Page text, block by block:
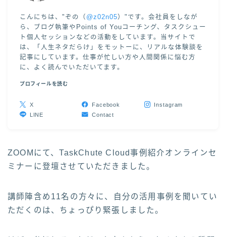
こんにちは、"ぞの（ @z02n05）"です。会社員をしなが
ら、ブログ執筆やPoints of Youコーチング、タスクシュー
ト個人セッションなどの活動をしています。当サイトで
は、「人生ネタだらけ」をモットーに、リアルな体験談を
記事にしています。仕事が忙しい方や人間関係に悩む方
に、よく読んでいただいてます。
プロフィールを読む
X Facebook
Instagram
LINE
Contact
ZOOMにて、TaskChute Cloud事例紹介オンラインセ
ミナーに登壇させていただきました。
講師陣含め11名の方々に、自分の活用事例を聞いてい
ただくのは、ちょっぴり緊張しました。